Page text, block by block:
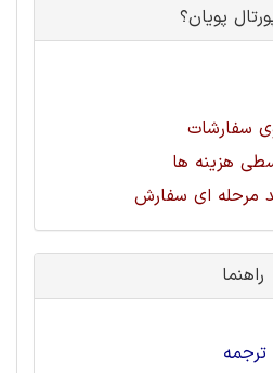
پویان؟
سفارشات
هزینه ها
مرحله ای سفارش
راهنما